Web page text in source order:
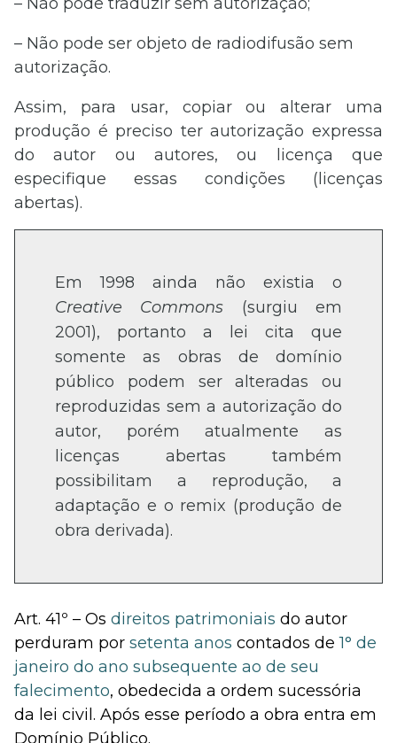
– Não pode ser objeto de radiodifusão sem
autorização.
Assim, para usar, copiar ou alterar uma
produção é preciso ter autorização expressa
do autor ou autores, ou licença que
especifique essas condições (licenças
abertas).
Em 1998 ainda não existia o
Creative Commons (surgiu em
2001), portanto a lei cita que
somente as obras de domínio
público podem ser alteradas ou
reproduzidas sem a autorização do
autor, porém atualmente as
licenças abertas também
possibilitam a reprodução, a
adaptação e o remix (produção de
obra derivada).
Art. 41º – Os direitos patrimoniais do autor
perduram por setenta anos contados de1° de
janeiro do ano subsequente ao de seu
falecimento, obedecida a ordem sucessória
da lei civil. Após esse período a obra entra em
Domínio Público.